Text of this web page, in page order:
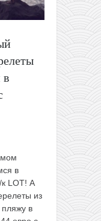
в
в
LOT! А
из
в